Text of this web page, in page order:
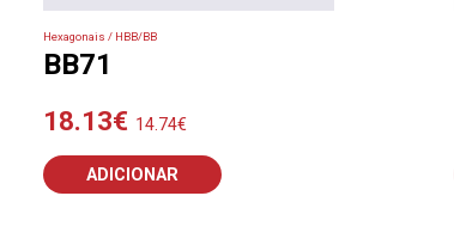
Hexagonais / HBB/BB
BB71
18.13€ 14.74€
ADICIONAR